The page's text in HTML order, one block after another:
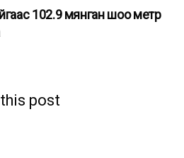
102.9 мянган шоо метр
post